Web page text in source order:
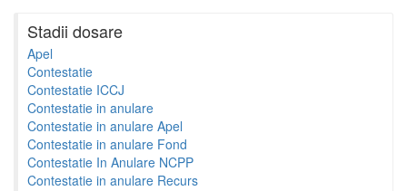
Stadii dosare
Apel
Contestatie
Contestatie ICCJ
Contestatie in anulare
Contestatie in anulare Apel
Contestatie in anulare Fond
Contestatie In Anulare NCPP
Contestatie in anulare Recurs